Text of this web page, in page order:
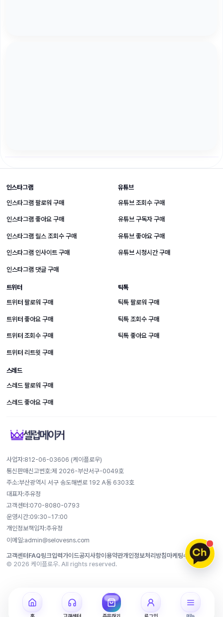
SNS 성장 상품 바로가기
인스타그램
인스타그램 팔로워 구매
인스타그램 좋아요 구매
인스타그램 릴스 조회수 구매
인스타그램 인사이트 구매
인스타그램 댓글 구매
유튜브
유튜브 조회수 구매
유튜브 구독자 구매
유튜브 좋아요 구매
유튜브 시청시간 구매
트위터
트위터 팔로워 구매
트위터 좋아요 구매
트위터 조회수 구매
트위터 리트윗 구매
틱톡
틱톡 팔로워 구매
틱톡 조회수 구매
틱톡 좋아요 구매
스레드
스레드 팔로워 구매
스레드 좋아요 구매
사업자:812-​06-​03606 (케이플로우)
통신판매신고번호:제 2026-부산서구-0049호
주소:부산광역시 서구 송도해변로 192 A동 6303호
대표자:추유정
고객센터:070-8080-0793
운영시간:09:30~17:00
개인정보책임자:추유정
이메일:admin@selovesns.com
고객센터 FAQ링크입력가이드공지사항이용약관개인정보처리방침마케팅수신동의
© 2026 케이플로우. All rights reserved.